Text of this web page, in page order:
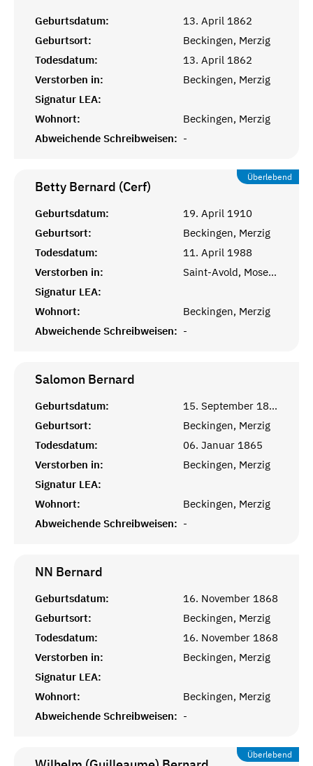
Geburtsdatum:
13. April 1862
Geburtsort:
Beckingen, Merzig
Todesdatum:
13. April 1862
Verstorben in:
Beckingen, Merzig
Signatur LEA:
Wohnort:
Beckingen, Merzig
Abweichende Schreibweisen: -
Überlebend
Betty Bernard (Cerf)
Geburtsdatum:
19. April 1910
Geburtsort:
Beckingen, Merzig
Todesdatum:
11. April 1988
Verstorben in:
Saint-Avold, Moselle
Signatur LEA:
Wohnort:
Beckingen, Merzig
Abweichende Schreibweisen: -
Salomon Bernard
Geburtsdatum:
15. September 1864
Geburtsort:
Beckingen, Merzig
Todesdatum:
06. Januar 1865
Verstorben in:
Beckingen, Merzig
Signatur LEA:
Wohnort:
Beckingen, Merzig
Abweichende Schreibweisen: -
NN Bernard
Geburtsdatum:
16. November 1868
Geburtsort:
Beckingen, Merzig
Todesdatum:
16. November 1868
Verstorben in:
Beckingen, Merzig
Signatur LEA:
Wohnort:
Beckingen, Merzig
Abweichende Schreibweisen: -
Überlebend